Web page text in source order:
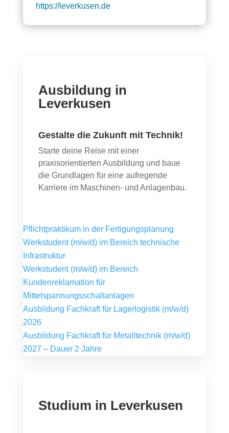
https://leverkusen.de
Ausbildung in
Leverkusen
Gestalte die Zukunft mit Technik!
Starte deine Reise mit einer
praxisorientierten Ausbildung und baue
die Grundlagen für eine aufregende
Karriere im Maschinen- und Anlagenbau.
Pflichtpraktikum in der Fertigungsplanung
Werkstudent (m/w/d) im Bereich technische
Infrastruktur
Werkstudent (m/w/d) im Bereich
Kundenreklamation für
Mittelspannungsschaltanlagen
Ausbildung Fachkraft für Lagerlogistik (m/w/d)
2026
Ausbildung Fachkraft für Metalltechnik (m/w/d)
2027 – Dauer 2 Jahre
Studium in Leverkusen